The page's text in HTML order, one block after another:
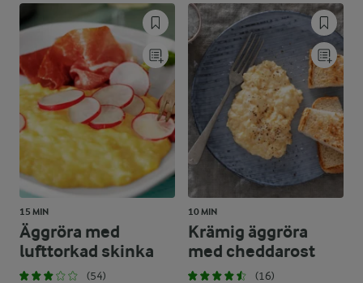
15 MIN
Äggröra med
lufttorkad skinka
(54)
10 MIN
Krämig äggröra
med cheddarost
(16)